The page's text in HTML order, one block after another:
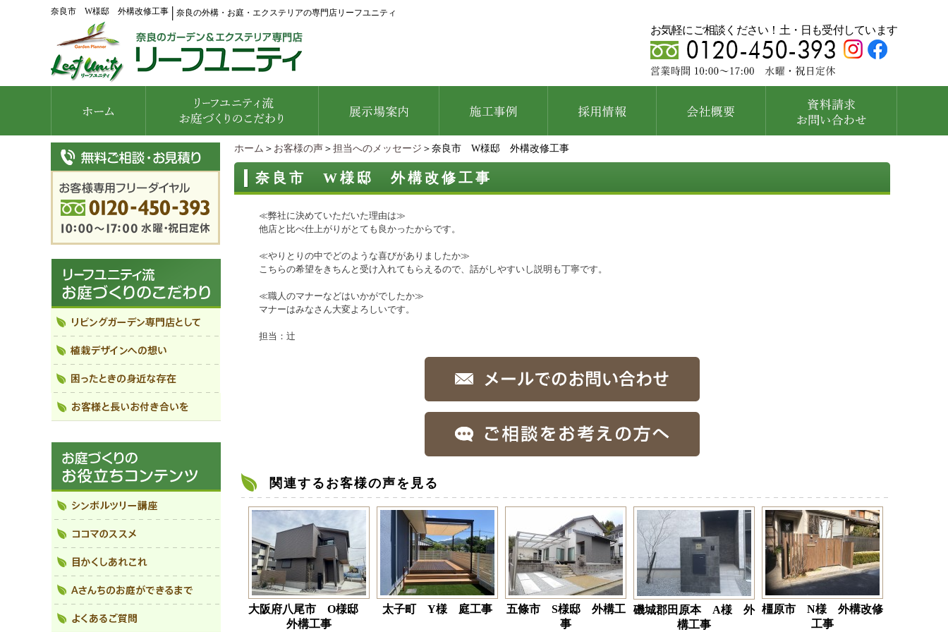
奈良市 W様邸 外構改修工事 奈良の外構・お庭・エクステリアの専門店リーフユニティ
お気軽にご相談ください！土・日も受付しています
ホーム ＞ お客様の声 ＞ 担当へのメッセージ ＞奈良市 W様邸 外構改修工事
奈良市 W様邸 外構改修工事
≪弊社に決めていただいた理由は≫
他店と比べ仕上がりがとても良かったからです。
≪やりとりの中でどのような喜びがありましたか≫
こちらの希望をきちんと受け入れてもらえるので、話がしやすいし説明も丁寧です。
≪職人のマナーなどはいかがでしたか≫
マナーはみなさん大変よろしいです。
担当：辻
関連するお客様の声を見る
大阪府八尾市 O様邸
外構工事
太子町 Y様 庭工事
五條市 S様邸 外構工
事
磯城郡田原本 A様 外
構工事
橿原市 N様 外構改修
工事